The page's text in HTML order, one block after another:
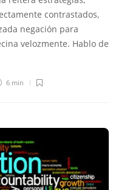
contrastados,
negación para
velozmente. Hablo de
6 min